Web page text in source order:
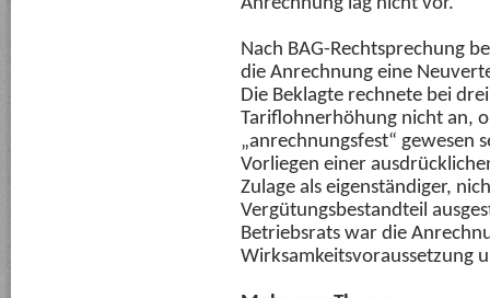
Nach BAG-Rechtsprechung
die Anrechnung eine
Die Beklagte rechnete bei
Tariflohnerhöhung nicht an,
„anrechnungsfest“ gewesen
Vorliegen einer
Zulage als eigenständiger,
Vergütungsbestandteil
Betriebsrats war die
Wirksamkeitsvoraussetzung